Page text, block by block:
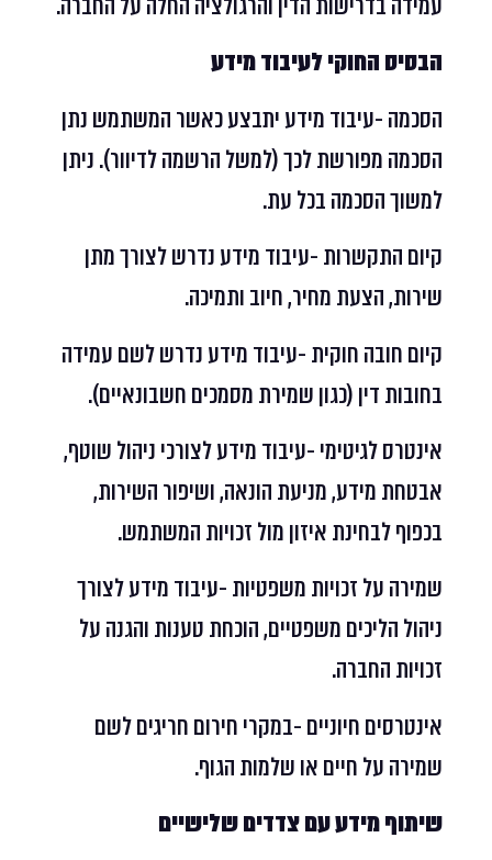
הבסיס החוקי לעיבוד מידע
הסכמה -עיבוד מידע יתבצע כאשר המשתמש נתן
הסכמה מפורשת לכך (למשל הרשמה לדיוור). ניתן
למשוך הסכמה בכל עת.
קיום התקשרות -עיבוד מידע נדרש לצורך מתן
שירות, הצעת מחיר, חיוב ותמיכה.
קיום חובה חוקית -עיבוד מידע נדרש לשם עמידה
בחובות דין (כגון שמירת מסמכים חשבונאיים).
אינטרס לגיטימי -עיבוד מידע לצורכי ניהול שוטף,
אבטחת מידע, מניעת הונאה, ושיפור השירות,
בכפוף לבחינת איזון מול זכויות המשתמש.
שמירה על זכויות משפטיות -עיבוד מידע לצורך
ניהול הליכים משפטיים, הוכחת טענות והגנה על
זכויות החברה.
אינטרסים חיוניים -במקרי חירום חריגים לשם
שמירה על חיים או שלמות הגוף.
שיתוף מידע עם צדדים שלישיים